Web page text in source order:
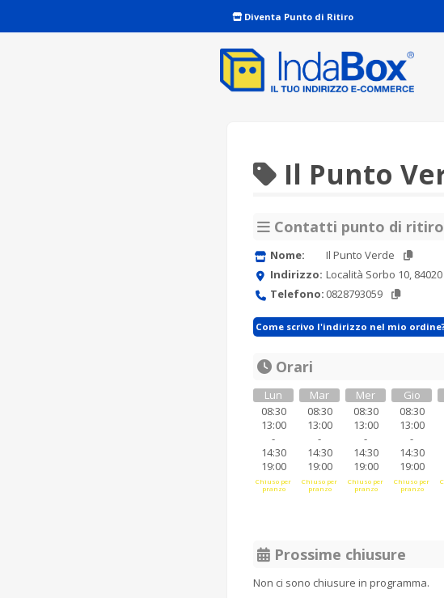
Diventa Punto di Ritiro
Il Punto
Contatti punto di ritiro
Nome:
Il Punto Verde
Indirizzo: Località Sorbo 10,
Telefono: 0828793059
Come scrivo l'indirizzo nel mio
Orari
Lun
08:30
13:00
-
14:30
19:00
Chiuso per
pranzo
Mar
08:30
13:00
-
14:30
19:00
Chiuso per
pranzo
Mer
08:30
13:00
-
14:30
19:00
Chiuso per
pranzo
Gio
08:30
13:00
-
14:30
19:00
Chiuso per
pranzo
Prossime chiusure
Non ci sono chiusure in programma.